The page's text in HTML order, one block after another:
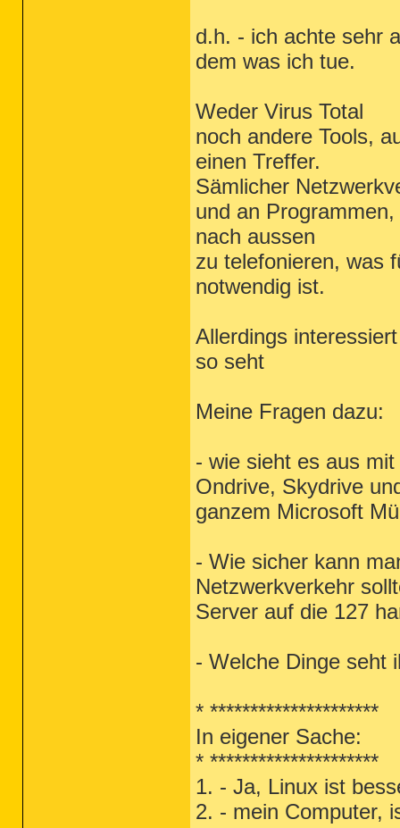
d.h. - ich achte sehr
dem was ich tue.
Weder Virus Total
noch andere Tools,
einen Treffer.
Sämlicher
und an
nach aussen
zu telefonieren, was
notwendig ist.
Allerdings
so seht
Meine Fragen dazu:
- wie sieht es aus
Ondrive, Skydrive
ganzem Microsoft
- Wie sicher kann
Netzwerkverkehr
Server auf die 127
- Welche Dinge seht
* *********************
In eigener Sache:
* *********************
1. - Ja, Linux ist
2. - mein Computer,